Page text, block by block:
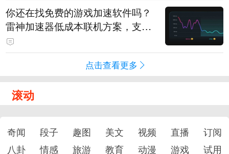
你还在找免费的游戏加速软件吗？
雷神加速器低成本联机方案，支持
免费试用
点击查看更多
滚动
奇闻 段子 趣图 美文 视频 直播
订阅
八卦
情感 旅游 教育 动漫 游戏 试用